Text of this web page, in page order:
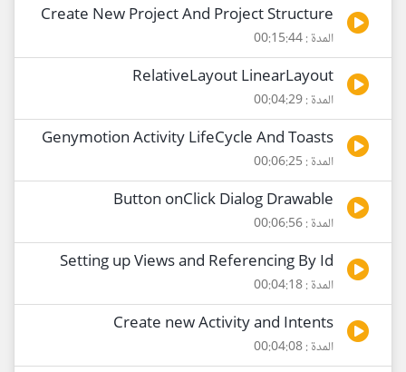
Create New Project And Project Structure
المدة : 00:15:44
RelativeLayout LinearLayout
المدة : 00:04:29
Genymotion Activity LifeCycle And Toasts
المدة : 00:06:25
Button onClick Dialog Drawable
المدة : 00:06:56
Setting up Views and Referencing By Id
المدة : 00:04:18
Create new Activity and Intents
المدة : 00:04:08